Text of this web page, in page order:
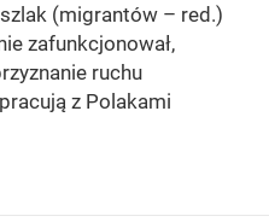
(migrantów – red.)
zafunkcjonował,
ruchu
z Polakami